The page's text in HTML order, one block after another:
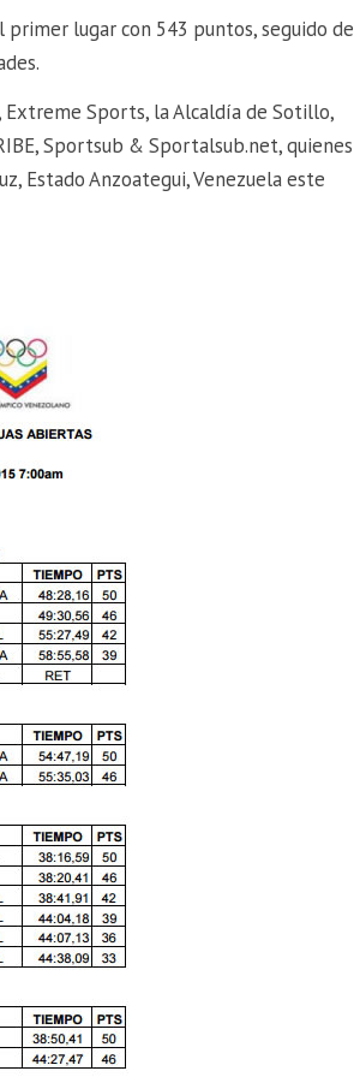
lugar con 543 puntos, seguido de
Extreme Sports, la Alcaldía de Sotillo,
Sportsub & Sportalsub.net, quienes
Estado Anzoategui, Venezuela este